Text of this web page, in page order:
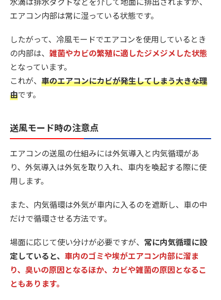
エアコン内部は常に湿っている状態です。
したがって、冷風モードでエアコンを使用しているとき
の内部は、 雑菌やカビの繁殖に適したジメジメした状態
となっています。
これが、 車のエアコンにカビが発生してしまう大きな理
由です。
送風モード時の注意点
エアコンの送風の仕組みには外気導入と内気循環があ
り、外気導入は外気を取り入れ、車内を喚起する際に使
用します。
また、内気循環は外気が車内に入るのを遮断し、車の中
だけで循環させる方法です。
場面に応じて使い分けが必要ですが、 常に内気循環に設
定していると、 車内のゴミや埃がエアコン内部に溜ま
り、臭いの原因となるほか、 カビや雑菌の原因となるこ
ともあります。